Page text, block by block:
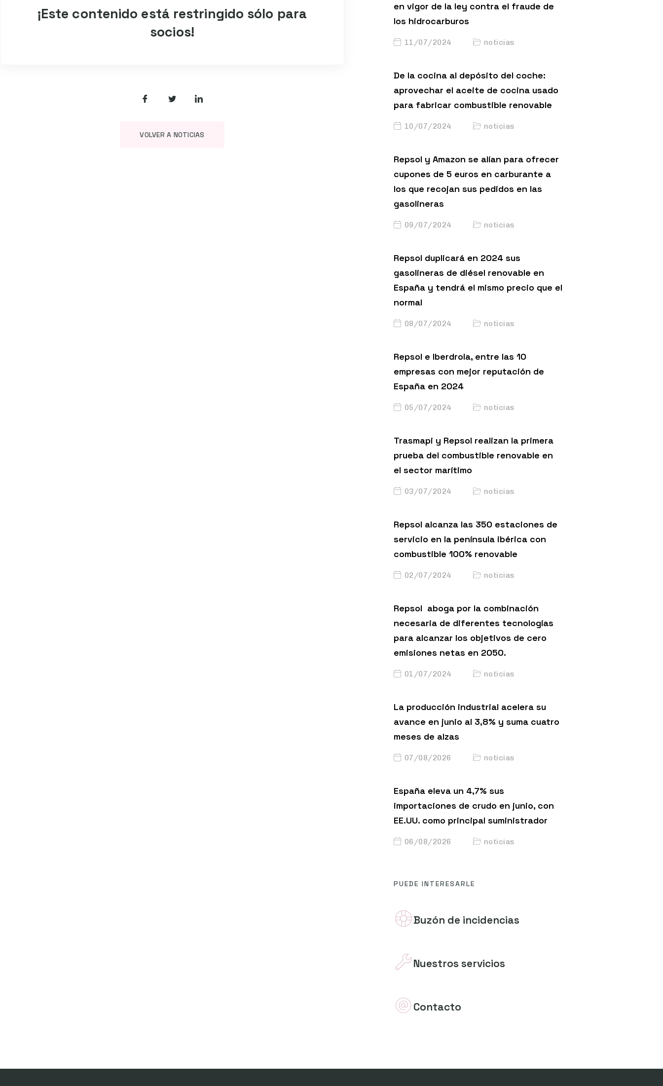
¡Este contenido está restringido sólo para
socios!
VOLVER A NOTICIAS
en vigor de la ley contra el fraude de
los hidrocarburos
11/07/2024 noticias
De la cocina al depósito del coche:
aprovechar el aceite de cocina usado
para fabricar combustible renovable
10/07/2024 noticias
Repsol y Amazon se alían para ofrecer
cupones de 5 euros en carburante a
los que recojan sus pedidos en las
gasolineras
09/07/2024 noticias
Repsol duplicará en 2024 sus
gasolineras de diésel renovable en
España y tendrá el mismo precio que el
normal
08/07/2024 noticias
Repsol e Iberdrola, entre las 10
empresas con mejor reputación de
España en 2024
05/07/2024 noticias
Trasmapi y Repsol realizan la primera
prueba del combustible renovable en
el sector marítimo
03/07/2024 noticias
Repsol alcanza las 350 estaciones de
servicio en la península ibérica con
combustible 100% renovable
02/07/2024 noticias
Repsol aboga por la combinación
necesaria de diferentes tecnologías
para alcanzar los objetivos de cero
emisiones netas en 2050.
01/07/2024 noticias
La producción industrial acelera su
avance en junio al 3,8% y suma cuatro
meses de alzas
07/08/2026 noticias
España eleva un 4,7% sus
importaciones de crudo en junio, con
EE.UU. como principal suministrador
06/08/2026 noticias
PUEDE INTERESARLE
Buzón de incidencias
Nuestros servicios
Contacto